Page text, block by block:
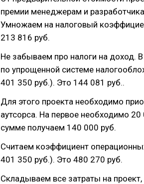
премии менеджерам и
Умножаем на налоговый
213 816 руб.
Не забываем про налоги на доход.
по упрощенной системе
401 350 руб.). Это 144 081 руб..
Для этого проекта необходимо
аутсорса. На первое необходимо
сумме получаем 140 000 руб.
Считаем коэффициент
401 350 руб.). Это 480 270 руб.
Складываем все затраты на